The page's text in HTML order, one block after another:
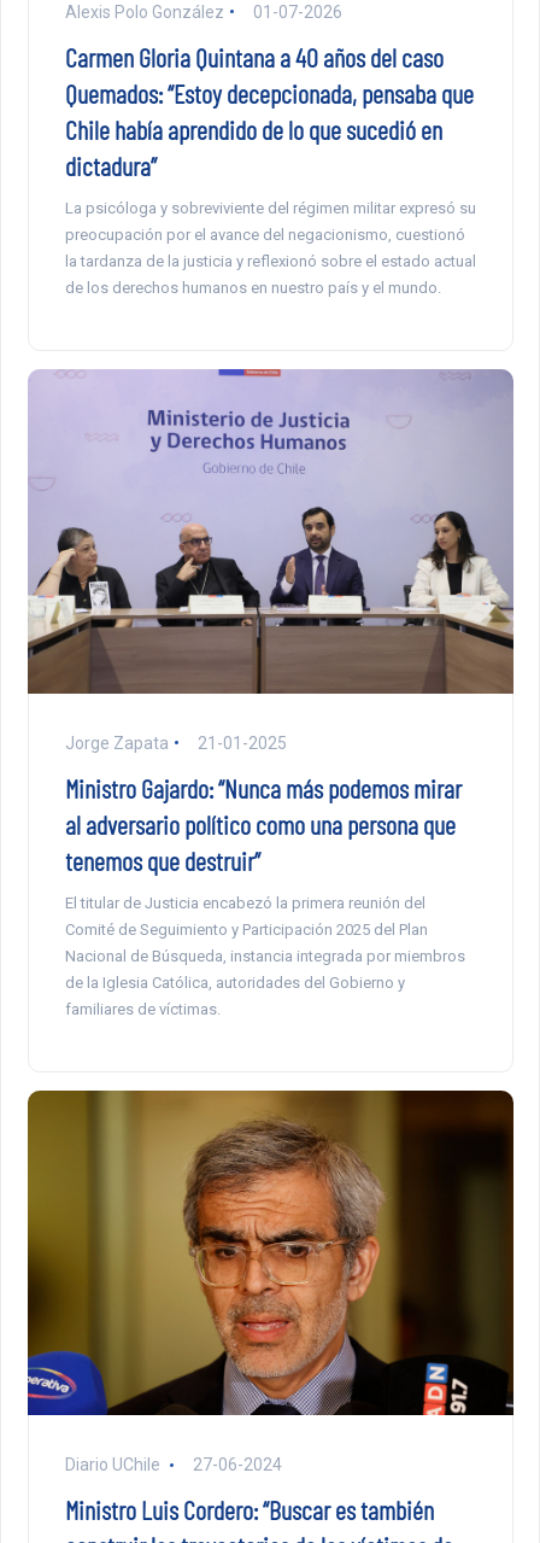
Alexis Polo González 01-07-2026
Carmen Gloria Quintana a 40 años del caso
Quemados: “Estoy decepcionada, pensaba que
Chile había aprendido de lo que sucedió en
dictadura”
La psicóloga y sobreviviente del régimen militar expresó su
preocupación por el avance del negacionismo, cuestionó
la tardanza de la justicia y reflexionó sobre el estado actual
de los derechos humanos en nuestro país y el mundo.
Jorge Zapata 21-01-2025
Ministro Gajardo: “Nunca más podemos mirar
al adversario político como una persona que
tenemos que destruir”
El titular de Justicia encabezó la primera reunión del
Comité de Seguimiento y Participación 2025 del Plan
Nacional de Búsqueda, instancia integrada por miembros
de la Iglesia Católica, autoridades del Gobierno y
familiares de víctimas.
Diario UChile 27-06-2024
Ministro Luis Cordero: “Buscar es también